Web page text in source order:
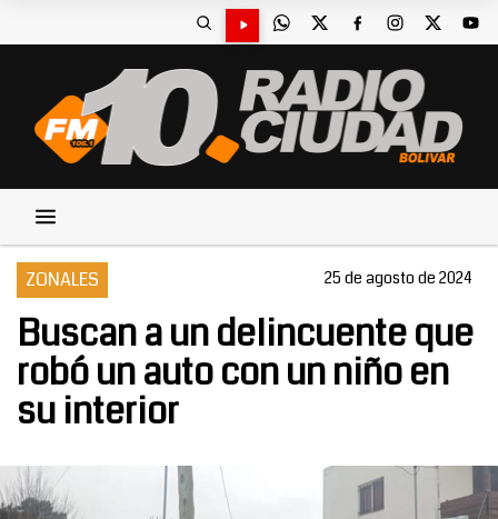
ZONALES 25 de agosto de 2024
Buscan a un delincuente que
robó un auto con un niño en
su interior